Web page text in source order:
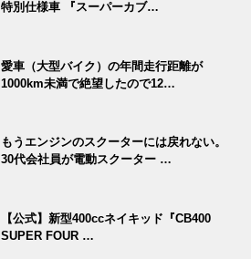
特別仕様車 『スーパーカブ…
愛車（大型バイク）の年間走行距離が
1000km未満で絶望したので12…
もうエンジンのスクーターには戻れない。
30代会社員が電動スクーター …
【公式】新型400ccネイキッド『CB400
SUPER FOUR …